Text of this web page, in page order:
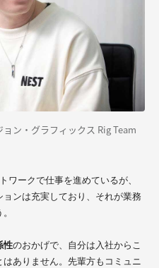
ン・グラフィックス Rig Team
ワークで仕事を進めているが、
ンは充実しており、それが業務
性のおかげで、自分は入社からこ
ありません。先輩方もコミュニ